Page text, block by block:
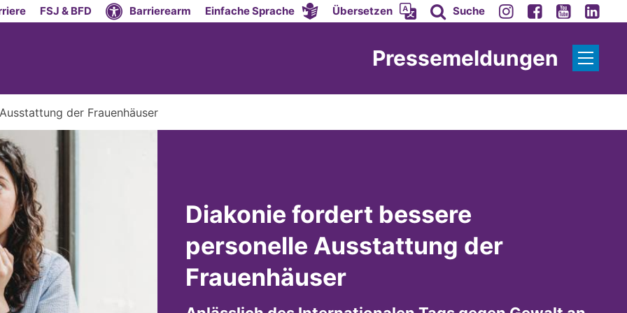
FSJ & BFD Barrierearm Einfache Sprache Übersetzen Suche
Pressemeldungen
der Frauenhäuser
Diakonie fordert bessere
personelle Ausstattung der
Frauenhäuser